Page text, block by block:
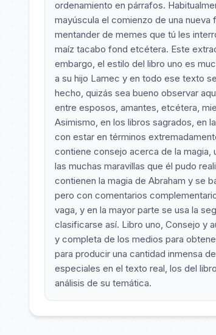
ordenamiento en párrafos.
mayúscula el comienzo de una
mentander de memes que tú les
maíz tacabo fond etcétera. Este
embargo, el estilo del libro uno es
a su hijo Lamec y en todo ese texto
hecho, quizás sea bueno observar
entre esposos, amantes, etcétera,
Asimismo, en los libros sagrados, en
con estar en términos
contiene consejo acerca de la magia,
las muchas maravillas que él pudo
contienen la magia de Abraham y se
pero con comentarios
vaga, y en la mayor parte se usa la
clasificarse así. Libro uno, Consejo y
y completa de los medios para
para producir una cantidad inmensa
especiales en el texto real, los del
análisis de su temática.